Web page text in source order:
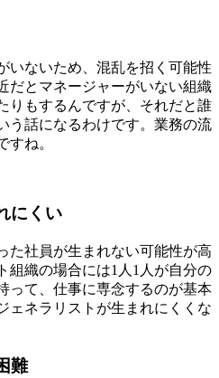
いないため、混乱を招く可能性
だとマネージャーがいない組織
りもするんですが、それだと誰
う話になるわけです。業務の流
すね。
にくい
た社員が生まれない可能性が高
組織の場合には1人1人が自分の
って、仕事に専念するのが基本
ェネラリストが生まれにくくな
難